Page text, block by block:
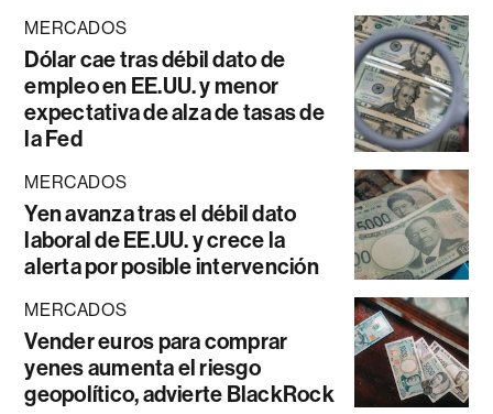
MERCADOS
Dólar cae tras débil dato de
empleo en EE.UU. y menor
expectativa de alza de tasas de
la Fed
MERCADOS
Yen avanza tras el débil dato
laboral de EE.UU. y crece la
alerta por posible intervención
MERCADOS
Vender euros para comprar
yenes aumenta el riesgo
geopolítico, advierte BlackRock